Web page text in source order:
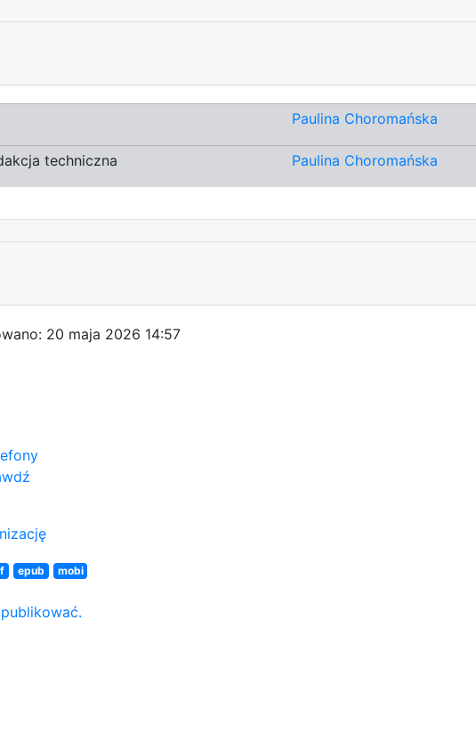
Paulina Choromańska
techniczna Paulina Choromańska
20 maja 2026 14:57
epub mobi